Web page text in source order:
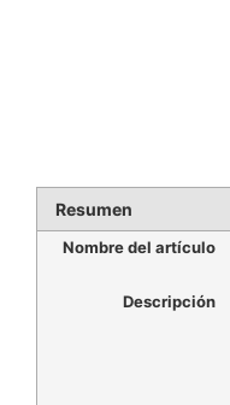
Resumen
Nombre del artículo
Descripción